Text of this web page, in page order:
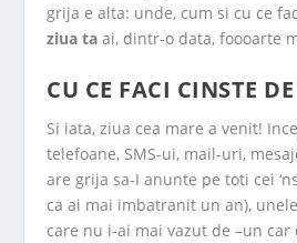
grija e alta: unde, cum si cu ce
ziua ta ai, dintr-o data, foooarte
CU CE FACI CINSTE
Si iata, ziua cea mare a venit!
telefoane, SMS-ui, mail-uri,
are grija sa-I anunte pe toti cei
ca ai mai imbatranit un an),
care nu i-ai mai vazut de –un car